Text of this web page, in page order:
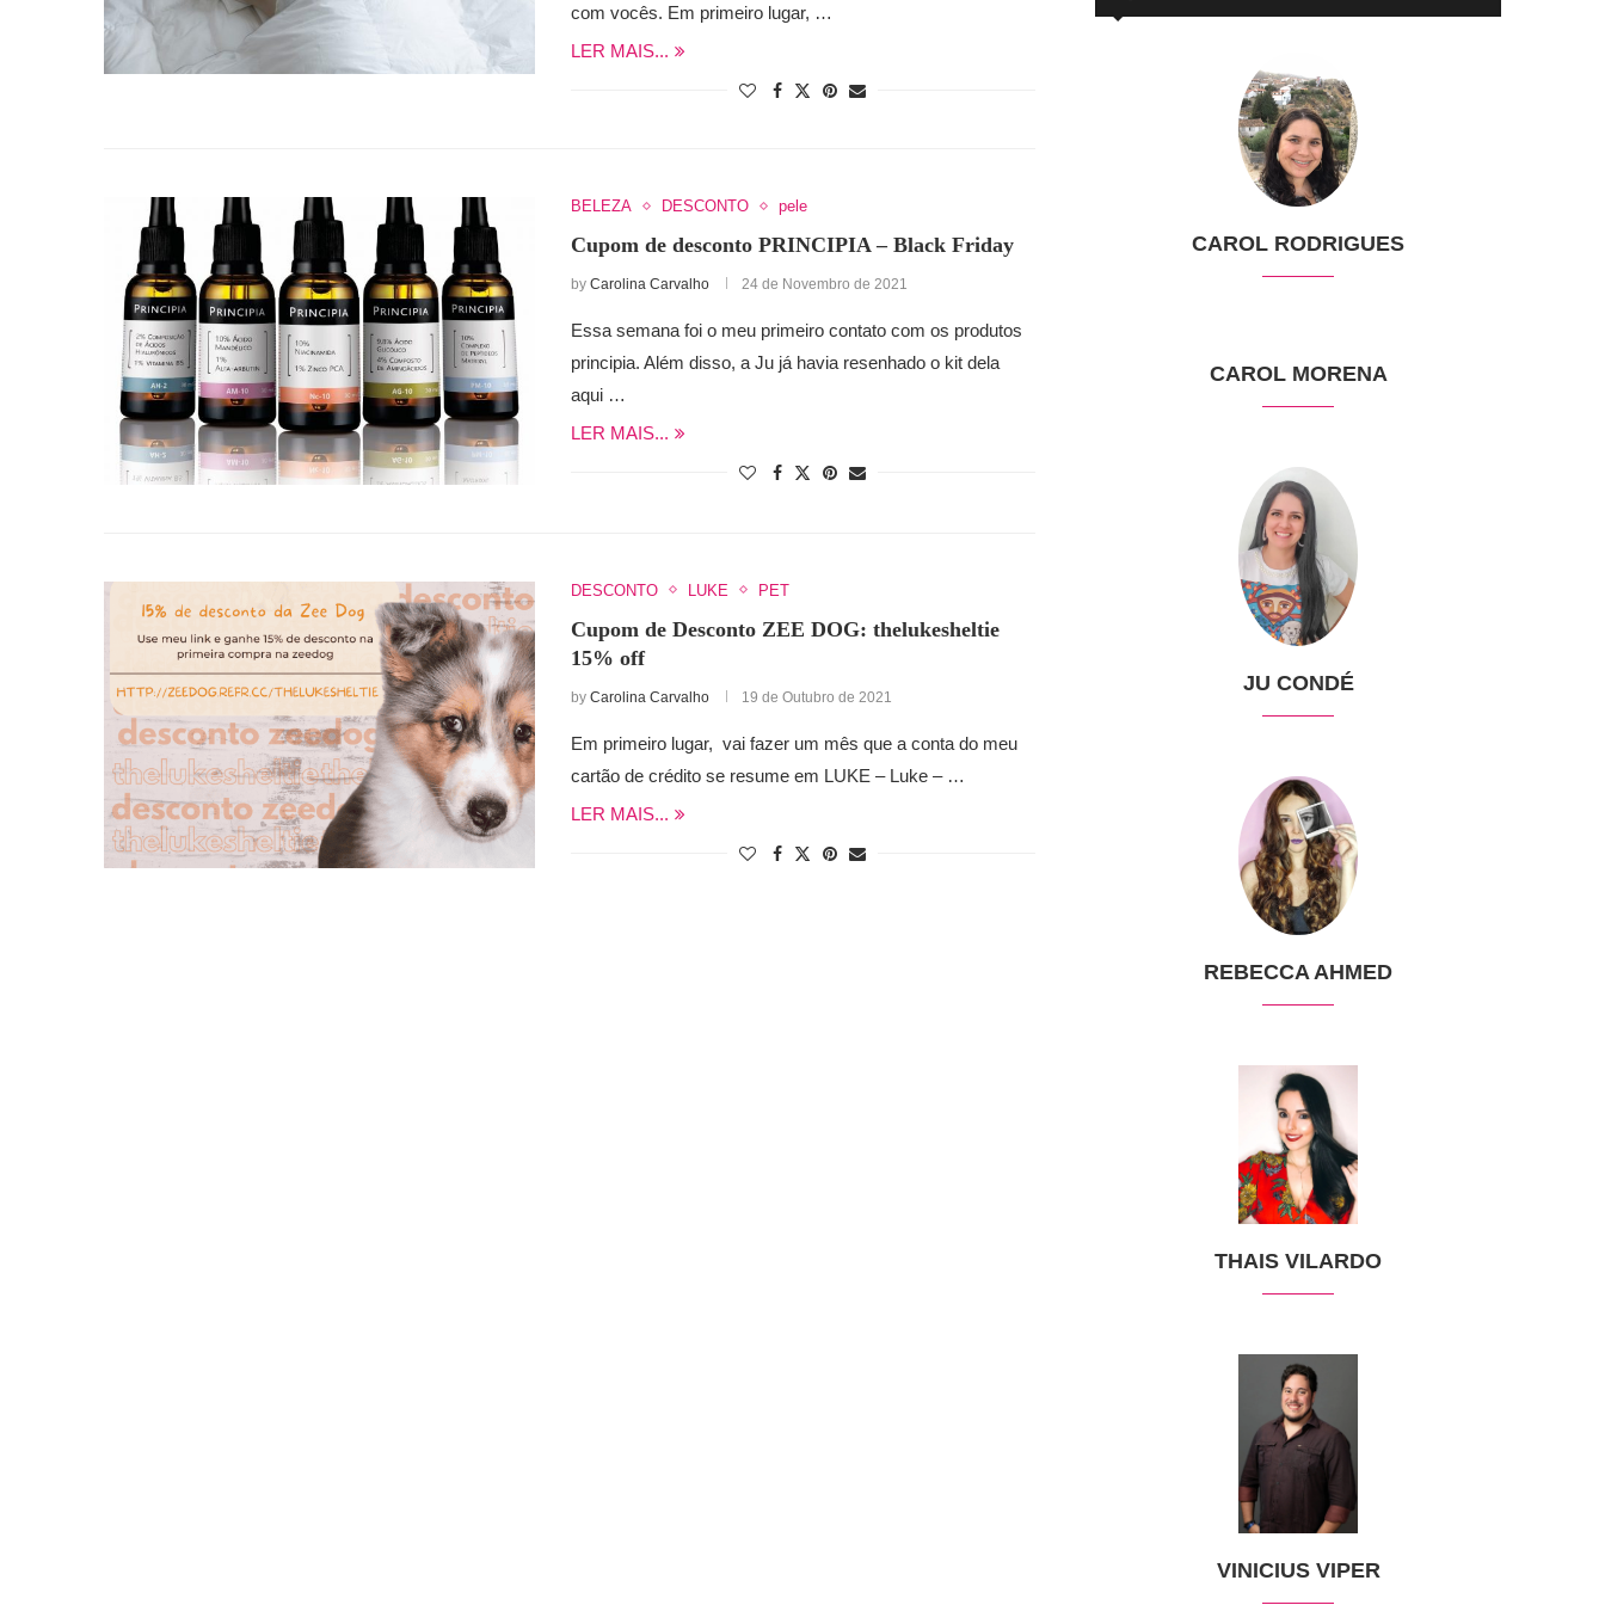
com vocês. Em primeiro lugar, …
LER MAIS...
BELEZA DESCONTO pele
Cupom de desconto PRINCIPIA – Black Friday
by Carolina Carvalho 24 de Novembro de 2021
Essa semana foi o meu primeiro contato com os produtos
principia. Além disso, a Ju já havia resenhado o kit dela
aqui …
LER MAIS...
DESCONTO LUKE PET
Cupom de Desconto ZEE DOG: thelukesheltie
15% off
by Carolina Carvalho 19 de Outubro de 2021
Em primeiro lugar, vai fazer um mês que a conta do meu
cartão de crédito se resume em LUKE – Luke – …
LER MAIS...
CAROL RODRIGUES
CAROL MORENA
JU CONDÉ
REBECCA AHMED
THAIS VILARDO
VINICIUS VIPER